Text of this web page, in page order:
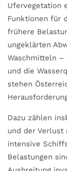
Ufervegetation
Funktionen für
frühere
ungeklärten
Waschmitteln
und die
stehen
Dazu zählen
und der Verlust
intensive
Belastungen